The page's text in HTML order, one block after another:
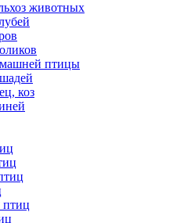
животных
птицы
коз
птиц